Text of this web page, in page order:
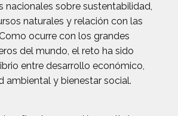
nacionales sobre sustentabilidad,
naturales y relación con las
ocurre con los grandes
del mundo, el reto ha sido
entre desarrollo económico,
ambiental y bienestar social.